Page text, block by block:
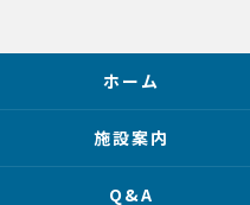
ホーム
施設案内
Q&A